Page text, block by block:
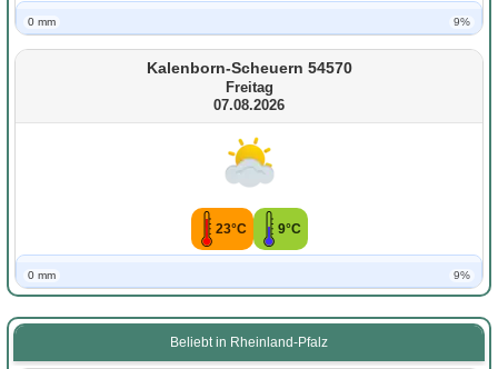
0 mm 9%
Kalenborn-Scheuern 54570
Freitag
07.08.2026
23°C 9°C
0 mm 9%
Beliebt in Rheinland-Pfalz